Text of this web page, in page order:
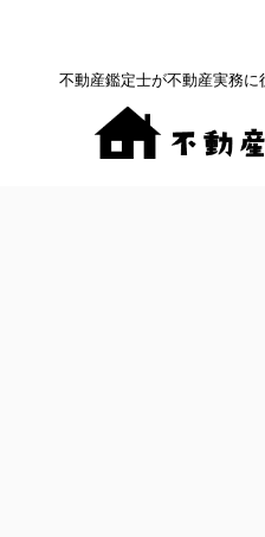
不動産鑑定士が不動産実務